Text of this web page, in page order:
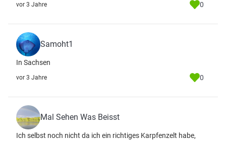
vor 3 Jahre 0
Samoht1
In Sachsen
vor 3 Jahre 0
Mal Sehen Was Beisst
Ich selbst noch nicht da ich ein richtiges Karpfenzelt habe,